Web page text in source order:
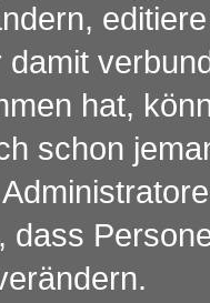
hat,
schon
dass